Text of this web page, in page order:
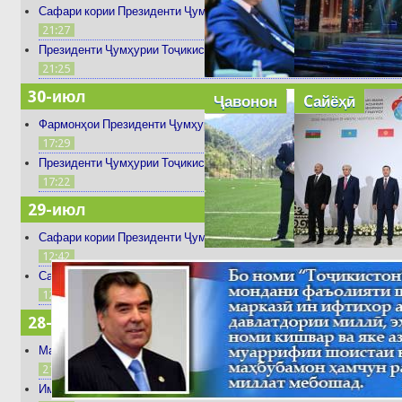
Сафари кории Президенти Ҷумҳурии Тоҷикистон Эмомалӣ Раҳмон
21:27
Президенти Ҷумҳурии Тоҷикистон Эмомалӣ Раҳмон дар даври
21:25
30-июл
Фармонҳои Президенти Ҷумҳурии Тоҷикистон
17:29
Президенти Ҷумҳурии Тоҷикистон Эмомалӣ Раҳмон вориди шаҳри
17:22
29-июл
Сафари кории Президенти Ҷумҳурии Тоҷикистон Эмомалӣ Раҳмон
12:42
Сафари кории Президенти Ҷумҳурии Тоҷикистон Эмомалӣ Раҳмон
12:41
28-июл
Маҷлиси Ҳукумати Ҷумҳурии Тоҷикистон баргузор гардид
21:26
Имрӯз дар водиҳои Тоҷикистон ҳаво то 38 дараҷа гарм мешавад
Ҷавонон Cайёҳӣ